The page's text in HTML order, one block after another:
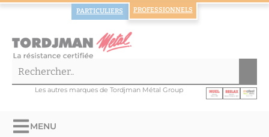
PARTICULIERS PROFESSIONNELS
Les autres marques de Tordjman Métal Group
MENU